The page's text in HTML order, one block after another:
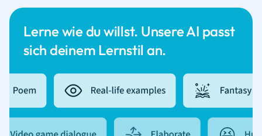
Lerne wie du willst. Unsere AI passt
sich deinem Lernstil an.